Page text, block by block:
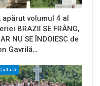
apărut volumul 4 al
BRAZII SE FRÂNG,
NU SE ÎNDOIESC de
Gavrilă…
Cultură